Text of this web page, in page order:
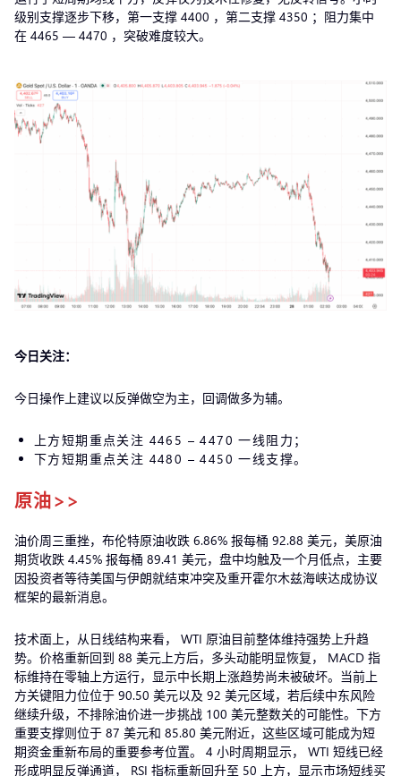
级别支撑逐步下移，第一支撑 4400 ，第二支撑 4350 ；阻力集中
在 4465 — 4470 ，突破难度较大。
今日关注：
今日操作上建议以反弹做空为主，回调做多为辅。
上方短期重点关注 4465 – 4470 一线阻力；
下方短期重点关注 4480 – 4450 一线支撑。
原油>>
油价周三重挫，布伦特原油收跌 6.86% 报每桶 92.88 美元，美原油
期货收跌 4.45% 报每桶 89.41 美元，盘中均触及一个月低点，主要
因投资者等待美国与伊朗就结束冲突及重开霍尔木兹海峡达成协议
框架的最新消息。
技术面上，从日线结构来看， WTI 原油目前整体维持强势上升趋
势。价格重新回到 88 美元上方后，多头动能明显恢复， MACD 指
标维持在零轴上方运行，显示中长期上涨趋势尚未被破坏。当前上
方关键阻力位位于 90.50 美元以及 92 美元区域，若后续中东风险
继续升级，不排除油价进一步挑战 100 美元整数关的可能性。下方
重要支撑则位于 87 美元和 85.80 美元附近，这些区域可能成为短
期资金重新布局的重要参考位置。 4 小时周期显示， WTI 短线已经
形成明显反弹通道， RSI 指标重新回升至 50 上方，显示市场短线买